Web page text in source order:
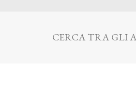
CERCA TRA GLI